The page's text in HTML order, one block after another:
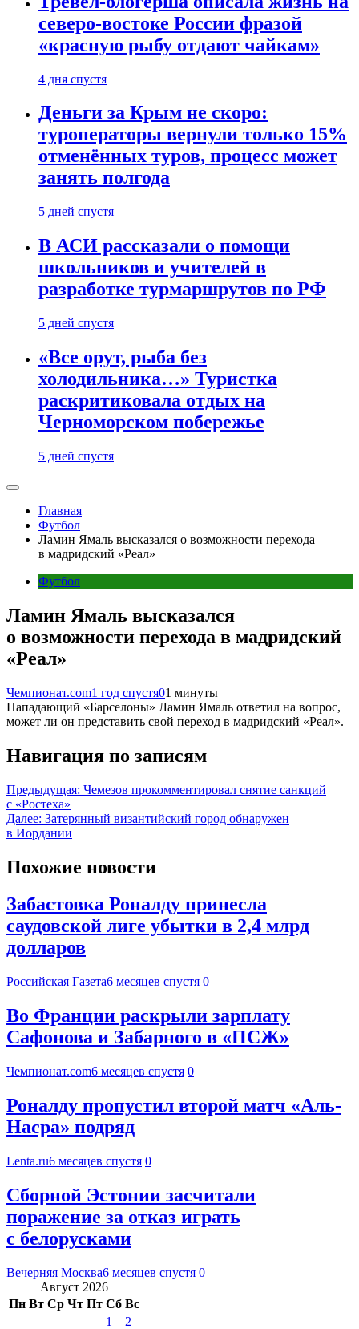
северо-востоке России фразой
«красную рыбу отдают чайкам»
4 дня спустя
Деньги за Крым не скоро:
туроператоры вернули только 15%
отменённых туров, процесс может
занять полгода
5 дней спустя
В АСИ рассказали о помощи
школьников и учителей в
разработке турмаршрутов по РФ
5 дней спустя
«Все орут, рыба без
холодильника…» Туристка
раскритиковала отдых на
Черноморском побережье
5 дней спустя
Главная
Футбол
Ламин Ямаль высказался о возможности перехода
в мадридский «Реал»
Футбол
Ламин Ямаль высказался
о возможности перехода в мадридский
«Реал»
Чемпионат.com1 год спустя01 минуты
Нападающий «Барселоны» Ламин Ямаль ответил на вопрос,
может ли он представить свой переход в мадридский «Реал».
Навигация по записям
Предыдущая: Чемезов прокомментировал снятие санкций
с «Ростеха»
Далее: Затерянный византийский город обнаружен
в Иордании
Похожие новости
Забастовка Роналду принесла
саудовской лиге убытки в 2,4 млрд
долларов
Российская Газета6 месяцев спустя 0
Во Франции раскрыли зарплату
Сафонова и Забарного в «ПСЖ»
Чемпионат.com6 месяцев спустя 0
Роналду пропустил второй матч «Аль-
Насра» подряд
Lenta.ru6 месяцев спустя 0
Сборной Эстонии засчитали
поражение за отказ играть
с белорусками
Вечерняя Москва6 месяцев спустя 0
Август 2026
Пн Вт Ср Чт Пт Сб Вс
1
2